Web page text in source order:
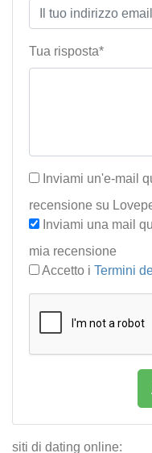
siti di dating online:
Tua risposta*
Inviami un'e-mail
recensione su
Inviami una mail
mia recensione
Accetto i Termini